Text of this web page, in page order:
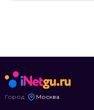
Город: Москва